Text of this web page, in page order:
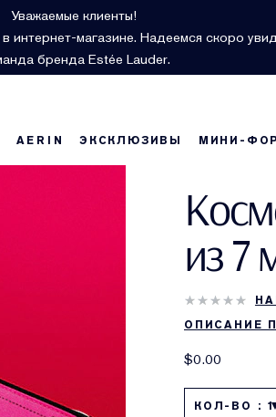
Уважаемые клиенты!
интернет-магазине. Надеемся скоро
бренда Estée Lauder.
AERIN ЭКСКЛЮЗИВЫ МИНИ-
из 7
ОПИСАНИЕ
$0.00
КОЛ-ВО : 1